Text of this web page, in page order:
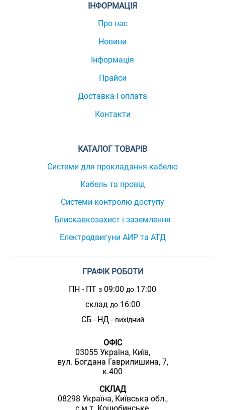
ІНФОРМАЦІЯ
Про нас
Новини
Інформація
Прайси
Доставка і оплата
Контакти
КАТАЛОГ ТОВАРІВ
Системи для прокладання кабелю
Кабель та провід
Системи контролю доступу
Блискавкозахист і заземлення
Електродвигуни АИР та АТД
ГРАФІК РОБОТИ
ПН - ПТ з 09:00 до 17:00
склад до16:00
СБ - НД - вихідний
ОФІС
03055 Україна, Київ,
вул. Богдана Гаврилишина, 7,
к.400
СКЛАД
08298 Україна, Київська обл.,
с.м.т. Коцюбинське,